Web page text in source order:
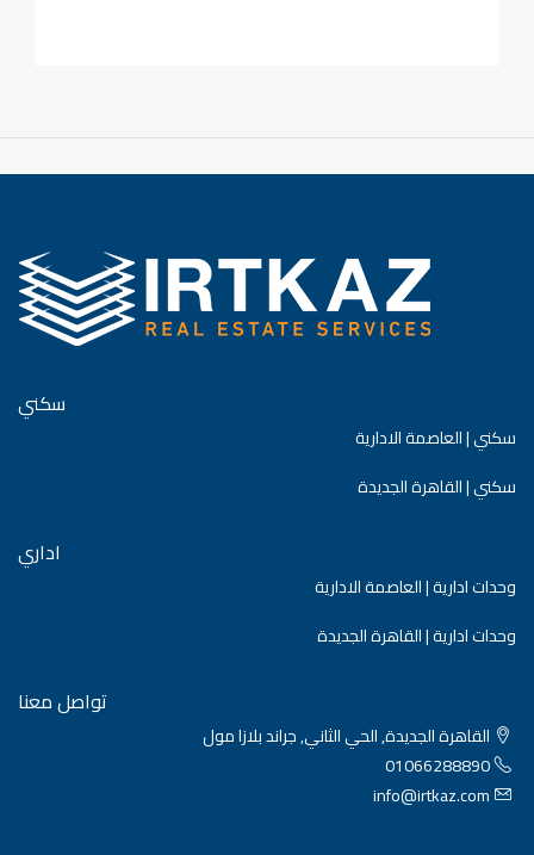
سكني
سكني | العاصمة الادارية
سكني | القاهرة الجديدة
اداري
وحدات ادارية | العاصمة الادارية
وحدات ادارية | القاهرة الجديدة
تواصل معنا
القاهرة الجديدة, الحي الثاني, جراند بلازا مول
01066288890
info@irtkaz.com